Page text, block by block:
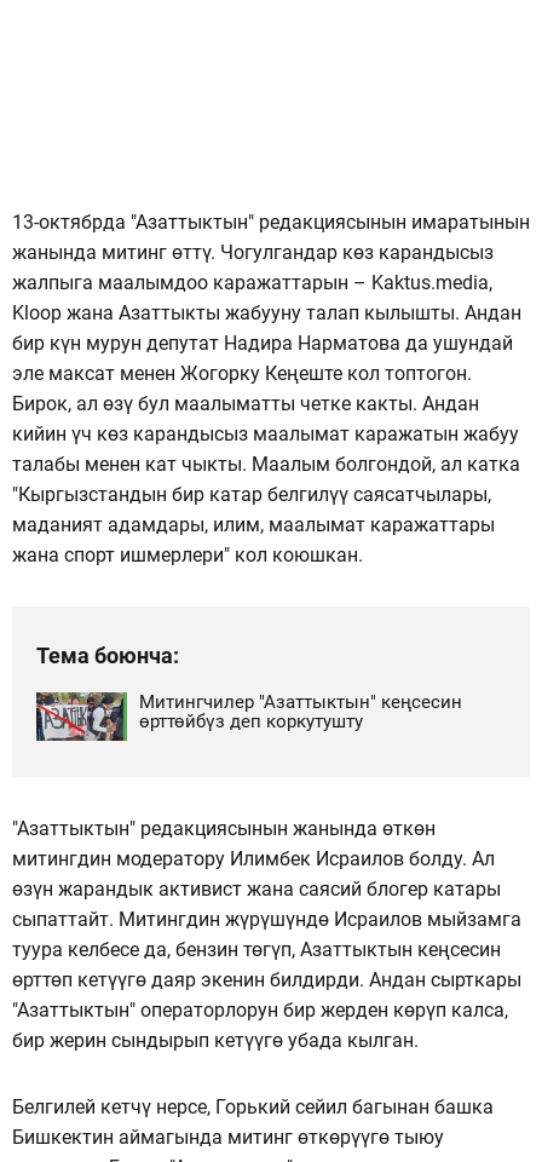
13-октябрда "Азаттыктын" редакциясынын имаратынын
жанында митинг өттү. Чогулгандар көз карандысыз
жалпыга маалымдоо каражаттарын – Kaktus.media,
Kloop жана Азаттыкты жабууну талап кылышты. Андан
бир күн мурун депутат Надира Нарматова да ушундай
эле максат менен Жогорку Кеңеште кол топтогон.
Бирок, ал өзү бул маалыматты четке какты. Андан
кийин үч көз карандысыз маалымат каражатын жабуу
талабы менен кат чыкты. Маалым болгондой, ал катка
"Кыргызстандын бир катар белгилүү саясатчылары,
маданият адамдары, илим, маалымат каражаттары
жана спорт ишмерлери" кол коюшкан.
Тема боюнча:
Митингчилер "Азаттыктын" кеңсесин
өрттөйбүз деп коркутушту
"Азаттыктын" редакциясынын жанында өткөн
митингдин модератору Илимбек Исраилов болду. Ал
өзүн жарандык активист жана саясий блогер катары
сыпаттайт. Митингдин жүрүшүндө Исраилов мыйзамга
туура келбесе да, бензин төгүп, Азаттыктын кеңсесин
өрттөп кетүүгө даяр экенин билдирди. Андан сырткары
"Азаттыктын" операторлорун бир жерден көрүп калса,
бир жерин сындырып кетүүгө убада кылган.
Белгилей кетчү нерсе, Горький сейил багынан башка
Бишкектин аймагында митинг өткөрүүгө тыюу